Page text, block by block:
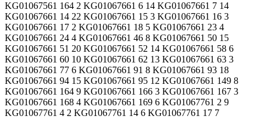
KG01067561 164 2 KG01067661 6 14 KG01067661 7 14
KG01067661 14 22 KG01067661 15 3 KG01067661 16 3
KG01067661 17 2 KG01067661 18 5 KG01067661 23 4
KG01067661 24 4 KG01067661 46 8 KG01067661 50 15
KG01067661 51 20 KG01067661 52 14 KG01067661 58 6
KG01067661 60 10 KG01067661 62 13 KG01067661 63 3
KG01067661 77 6 KG01067661 91 8 KG01067661 93 18
KG01067661 94 15 KG01067661 95 12 KG01067661 149 8
KG01067661 164 9 KG01067661 166 3 KG01067661 167 3
KG01067661 168 4 KG01067661 169 6 KG01067761 2 9
KG01067761 4 2 KG01067761 14 6 KG01067761 17 7